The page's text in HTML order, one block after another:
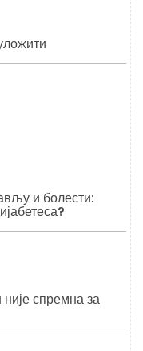
и болести:
спремна за